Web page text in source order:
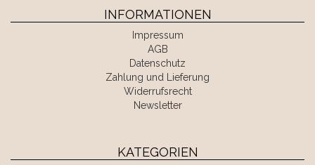
INFORMATIONEN
Impressum
AGB
Datenschutz
Zahlung und Lieferung
Widerrufsrecht
Newsletter
KATEGORIEN